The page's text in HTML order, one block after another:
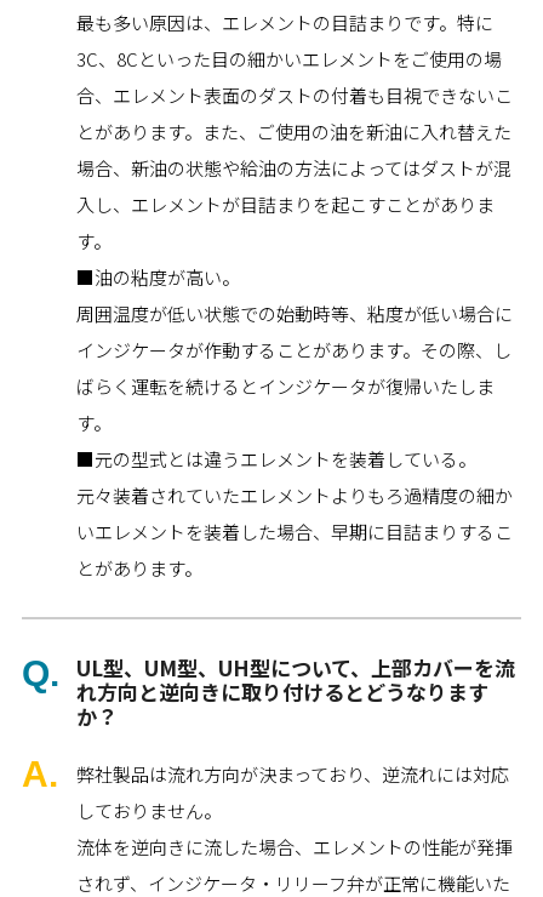
最も多い原因は、エレメントの目詰まりです。特に
3C、8Cといった目の細かいエレメントをご使用の場
合、エレメント表面のダストの付着も目視できないこ
とがあります。また、ご使用の油を新油に入れ替えた
場合、新油の状態や給油の方法によってはダストが混
入し、エレメントが目詰まりを起こすことがありま
す。
■油の粘度が高い。
周囲温度が低い状態での始動時等、粘度が低い場合に
インジケータが作動することがあります。その際、し
ばらく運転を続けるとインジケータが復帰いたしま
す。
■元の型式とは違うエレメントを装着している。
元々装着されていたエレメントよりもろ過精度の細か
いエレメントを装着した場合、早期に目詰まりするこ
とがあります。
UL型、UM型、UH型について、上部カバーを流
れ方向と逆向きに取り付けるとどうなります
か？
弊社製品は流れ方向が決まっており、逆流れには対応
しておりません。
流体を逆向きに流した場合、エレメントの性能が発揮
されず、インジケータ・リリーフ弁が正常に機能いた